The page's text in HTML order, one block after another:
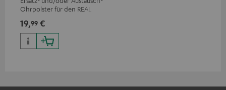
Ohrpolster für den REAL BLUE
19,99 €